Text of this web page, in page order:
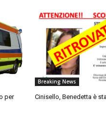
per
Breaking News
Cinisello, Benedetta è